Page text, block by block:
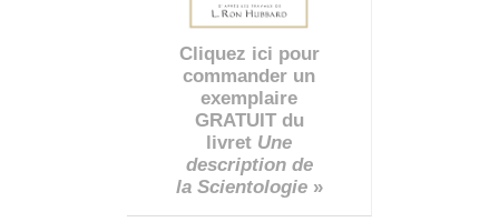
Cliquez ici pour
commander un
exemplaire
GRATUIT du
livret Une
description de
la Scientologie»